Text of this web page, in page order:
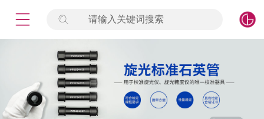
请输入关键词搜索
签到
标准物质